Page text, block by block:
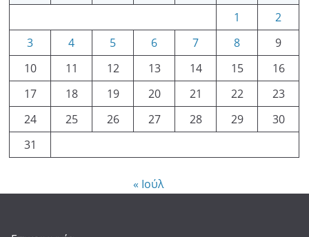
1
2
3
4 5 6 7 8
9
10
11 12 13 14 15
16
17
18 19 20 21 22
23
24
25 26 27 28 29
30
31
« Ιούλ